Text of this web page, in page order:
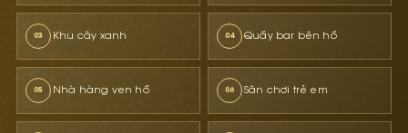
Khu cây xanh Quầy bar bên hồ
Nhà hàng ven hồ Sân chơi trẻ em